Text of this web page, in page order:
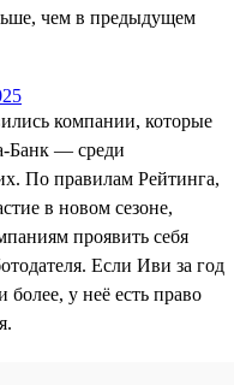
чем в предыдущем
компании, которые
Банк — среди
По правилам Рейтинга,
в новом сезоне,
проявить себя
Если Иви за год
более, у неё есть право